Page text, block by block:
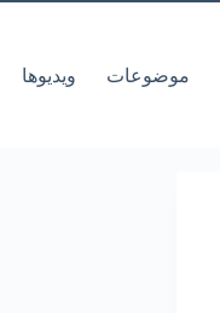
موضوعات ویدیوها